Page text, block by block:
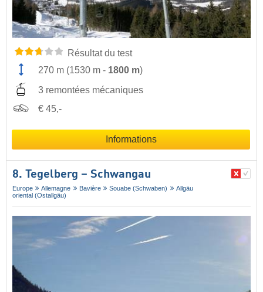
Résultat du test
270 m (1530 m - 1800 m)
3 remontées mécaniques
€ 45,-
Informations
8. Tegelberg – Schwangau
Europe Allemagne Bavière Souabe (Schwaben)
Allgäu
oriental (Ostallgäu)